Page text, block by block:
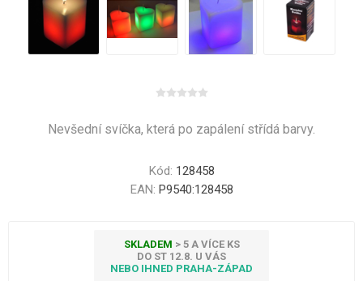
Nevšední svíčka, která po zapálení střídá barvy.
Kód: 128458
EAN: P9540:128458
SKLADEM > 5 A VÍCE KS
DO ST 12.8. U VÁS
NEBO IHNED PRAHA-ZÁPAD